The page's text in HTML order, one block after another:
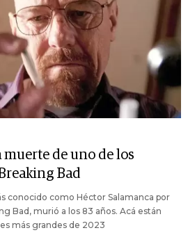
de uno de los
Bad
conocido como Héctor Salamanca por
Bad, murió a los 83 años. Acá están
más grandes de 2023